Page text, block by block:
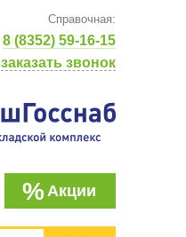
Справочная:
8 (8352) 59-16-15
заказать звонок
%Акции